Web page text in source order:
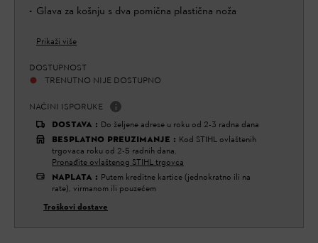
Glava za košnju s dva pomična plastična noža
Prikaži više
DOSTUPNOST
TRENUTNO NIJE DOSTUPNO
NAČINI ISPORUKE
DOSTAVA : Do željene adrese u roku od 2-3 radna dana
BESPLATNO PREUZIMANJE : Kod STIHL ovlaštenih
trgovaca roku od 2-5 radnih dana.
Pronađite ovlaštenog STIHL trgovca
NAPLATA : Putem kreditne kartice (jednokratno ili na
rate), virmanom ili pouzećem
Troškovi dostave